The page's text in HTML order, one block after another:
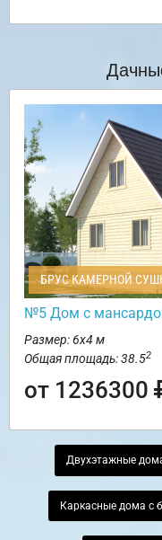
БРУС КАМЕРНОЙ
№5 Дом с
Размер: 6х4 м
Общая площадь: 38.52
от 1236300
Двухэтажные
Каркасные дома с